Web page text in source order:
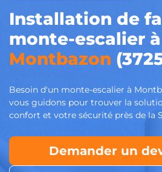
Installation de
monte-escalier à
Montbazon
Besoin d'un monte-escalier à
vous guidons pour trouver la
confort et votre sécurité près de la
Demander un